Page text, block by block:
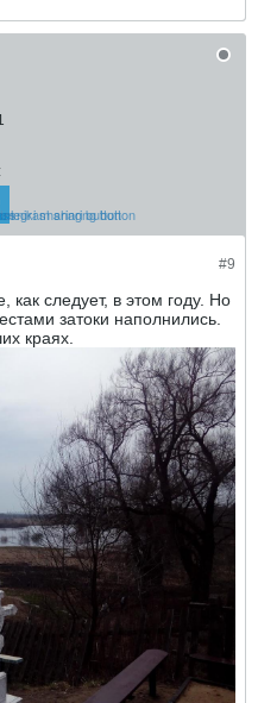
#9
как следует, в этом году. Но
затоки наполнились.
краях.